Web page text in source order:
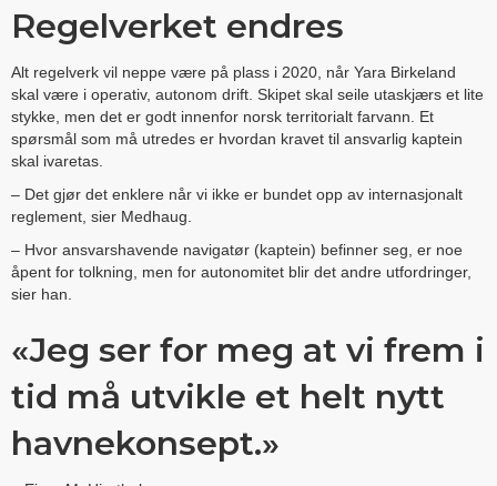
Regelverket endres
Alt regelverk vil neppe være på plass i 2020, når Yara Birkeland
skal være i operativ, autonom drift. Skipet skal seile utaskjærs et lite
stykke, men det er godt innenfor norsk territorialt farvann. Et
spørsmål som må utredes er hvordan kravet til ansvarlig kaptein
skal ivaretas.
– Det gjør det enklere når vi ikke er bundet opp av internasjonalt
reglement, sier Medhaug.
– Hvor ansvarshavende navigatør (kaptein) befinner seg, er noe
åpent for tolkning, men for autonomitet blir det andre utfordringer,
sier han.
«Jeg ser for meg at vi frem i
tid må utvikle et helt nytt
havnekonsept.»